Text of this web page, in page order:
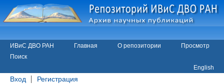
ИВиС ДВО РАН Главная О репозитории
Просмотр
Поиск
English
Вход Регистрация